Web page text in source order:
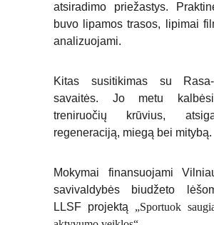
atsiradimo priežastys.
buvo lipamos trasos, lipimai
analizuojami.
Kitas susitikimas su
savaitės. Jo metu
treniruočių krūvius,
regeneraciją, miegą bei mitybą.
Mokymai finansuojami
savivaldybės biudžeto
LLSF projektą „Sportuok